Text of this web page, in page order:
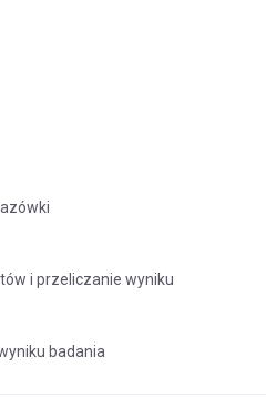
i przeliczanie wyniku
badania